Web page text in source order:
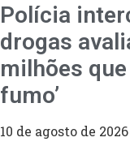
Polícia
drogas
milhões
fumo’
10 de agosto de 2026